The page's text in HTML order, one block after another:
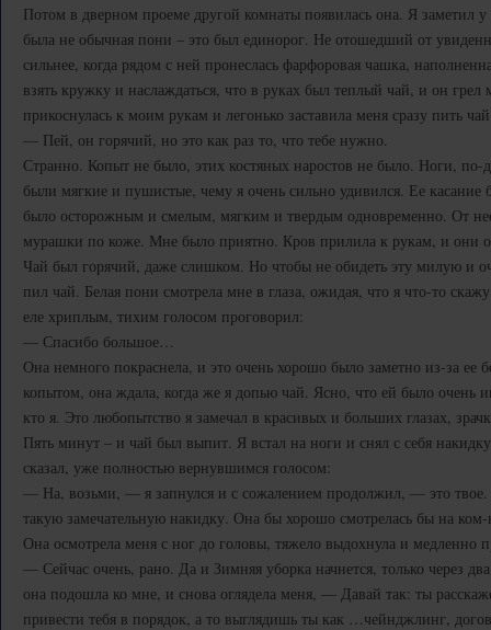
Потом в дверном проеме другой комнаты появилась она. Я заметил
была не обычная пони – это был единорог. Не отошедший от
сильнее, когда рядом с ней пронеслась фарфоровая чашка,
взять кружку и наслаждаться, что в руках был теплый чай, и он
прикоснулась к моим рукам и легонько заставила меня сразу пить
— Пей, он горячий, но это как раз то, что тебе нужно.
Странно. Копыт не было, этих костяных наростов не было. Ноги, по-
были мягкие и пушистые, чему я очень сильно удивился. Ее
было осторожным и смелым, мягким и твердым одновременно. От
мурашки по коже. Мне было приятно. Кров прилила к рукам, и они
Чай был горячий, даже слишком. Но чтобы не обидеть эту милую и
пил чай. Белая пони смотрела мне в глаза, ожидая, что я что-то
еле хриплым, тихим голосом проговорил:
— Спасибо большое…
Она немного покраснела, и это очень хорошо было заметно из-за ее
копытом, она ждала, когда же я допью чай. Ясно, что ей было очень
кто я. Это любопытство я замечал в красивых и больших глазах,
Пять минут – и чай был выпит. Я встал на ноги и снял с себя
сказал, уже полностью вернувшимся голосом:
— На, возьми, — я запнулся и с сожалением продолжил, — это твое.
такую замечательную накидку. Она бы хорошо смотрелась бы на
Она осмотрела меня с ног до головы, тяжело выдохнула и медленно
— Сейчас очень, рано. Да и Зимняя уборка начнется, только через
она подошла ко мне, и снова оглядела меня, — Давай так: ты
привести тебя в порядок, а то выглядишь ты как …чейнджлинг,